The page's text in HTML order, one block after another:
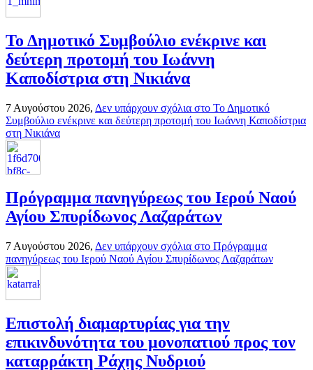
Το Δημοτικό Συμβούλιο ενέκρινε και
δεύτερη προτομή του Ιωάννη
Καποδίστρια στη Νικιάνα
7 Αυγούστου 2026, Δεν υπάρχουν σχόλια στο Το Δημοτικό
Συμβούλιο ενέκρινε και δεύτερη προτομή του Ιωάννη Καποδίστρια
στη Νικιάνα
Πρόγραμμα πανηγύρεως του Ιερού Ναού
Αγίου Σπυρίδωνος Λαζαράτων
7 Αυγούστου 2026, Δεν υπάρχουν σχόλια στο Πρόγραμμα
πανηγύρεως του Ιερού Ναού Αγίου Σπυρίδωνος Λαζαράτων
Επιστολή διαμαρτυρίας για την
επικινδυνότητα του μονοπατιού προς τον
καταρράκτη Ράχης Νυδριού